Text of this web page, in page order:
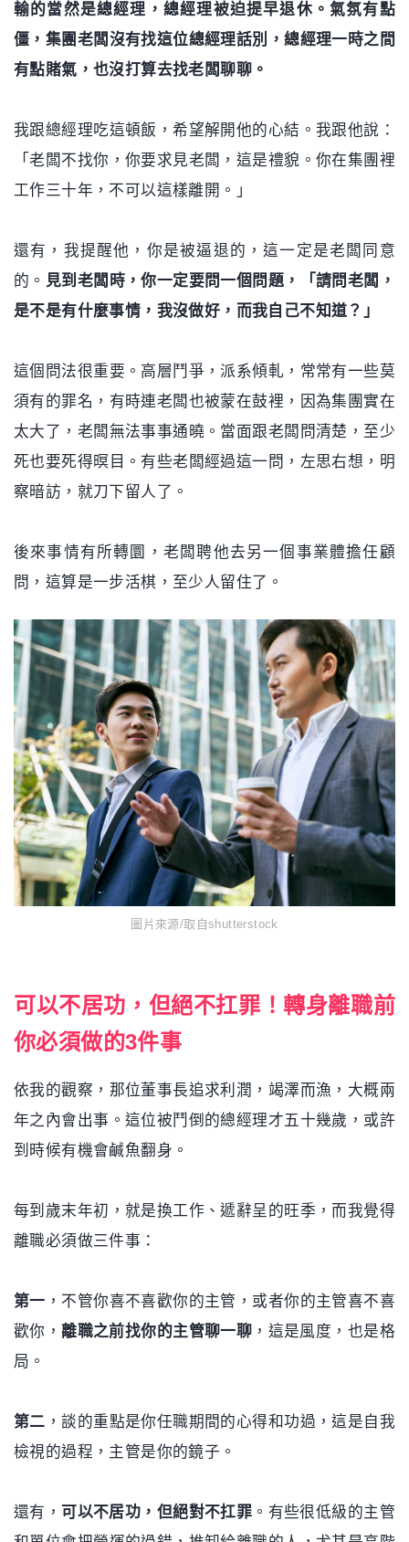
輸的當然是總經理，總經理被迫提早退休。氣氛有點
僵，集團老闆沒有找這位總經理話別，總經理一時之間
有點賭氣，也沒打算去找老闆聊聊。
我跟總經理吃這頓飯，希望解開他的心結。我跟他說：
「老闆不找你，你要求見老闆，這是禮貌。你在集團裡
工作三十年，不可以這樣離開。」
還有，我提醒他，你是被逼退的，這一定是老闆同意
的。 見到老闆時，你一定要問一個問題，「請問老闆，
是不是有什麼事情，我沒做好，而我自己不知道？」
這個問法很重要。高層鬥爭，派系傾軋，常常有一些莫
須有的罪名，有時連老闆也被蒙在鼓裡，因為集團實在
太大了，老闆無法事事通曉。當面跟老闆問清楚，至少
死也要死得暝目。有些老闆經過這一問，左思右想，明
察暗訪，就刀下留人了。
後來事情有所轉圜，老闆聘他去另一個事業體擔任顧
問，這算是一步活棋，至少人留住了。
圖片來源/取自shutterstock
可以不居功，但絕不扛罪！轉身離職前
你必須做的3件事
依我的觀察，那位董事長追求利潤，竭澤而漁，大概兩
年之內會出事。這位被鬥倒的總經理才五十幾歲，或許
到時候有機會鹹魚翻身。
每到歲末年初，就是換工作、遞辭呈的旺季，而我覺得
離職必須做三件事：
第一 ，不管你喜不喜歡你的主管，或者你的主管喜不喜
歡你，離職之前找你的主管聊一聊 ，這是風度，也是格
局。
第二 ，談的重點是你任職期間的心得和功過，這是自我
檢視的過程，主管是你的鏡子。
還有， 可以不居功，但絕對不扛罪 。有些很低級的主管